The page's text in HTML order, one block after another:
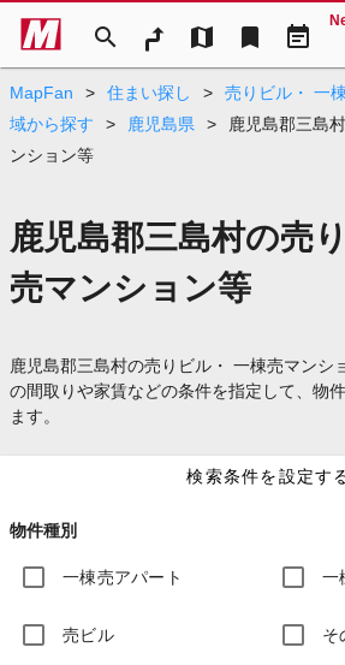
search map bookmark event_note
MapFan > 住まい探し > 売りビル・ 一
域から探す
> 鹿児島県 >
鹿児島郡三島
ンション等
鹿児島郡三島村の売
売マンション等
鹿児島郡三島村の売りビル・ 一棟売マンシ
の間取りや家賃などの条件を指定して、物
ます。
検索条件を設定す
物件種別
一棟売アパート 一
売ビル そ